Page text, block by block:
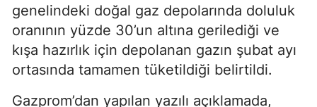
genelindeki doğal gaz depolarında doluluk
oranının yüzde 30’un altına gerilediği ve
kışa hazırlık için depolanan gazın şubat ayı
ortasında tamamen tüketildiği belirtildi.
Gazprom’dan yapılan yazılı açıklamada,